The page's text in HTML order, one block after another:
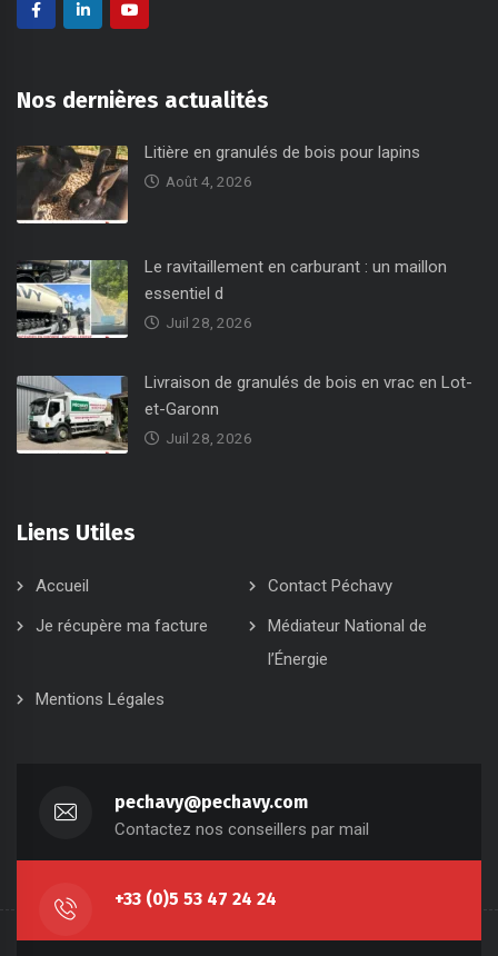
Nos dernières actualités
Litière en granulés de bois pour lapins
Août 4, 2026
Le ravitaillement en carburant : un maillon
essentiel d
Juil 28, 2026
Livraison de granulés de bois en vrac en Lot-
et-Garonn
Juil 28, 2026
Liens Utiles
Accueil
Contact Péchavy
Je récupère ma facture
Médiateur National de
l’Énergie
Mentions Légales
pechavy@pechavy.com
Contactez nos conseillers par mail
+33 (0)5 53 47 24 24